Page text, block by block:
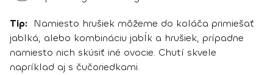
Tip: Namiesto hrušiek môžeme do koláča primiešať
jablká, alebo kombináciu jabĺk a hrušiek, prípadne
namiesto nich skúsiť iné ovocie. Chutí skvele
napríklad aj s čučoriedkami.